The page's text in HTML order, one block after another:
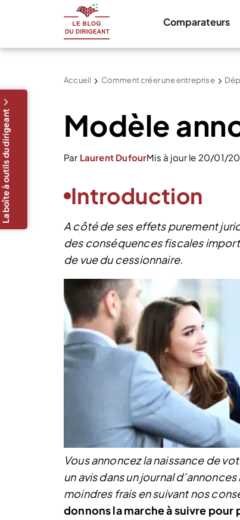
Comparateurs
Accueil Comment créer une entreprise
Modèle
Par Laurent DufourMis à jour le 20/01/
Introduction
A côté de ses effets purement
des conséquences fiscales
de vue du cessionnaire.
La boîte à outils du dirigeant
Vous annoncez la naissance de
un avis dans un journal
moindres frais en suivant nos
donnons la marche à suivre